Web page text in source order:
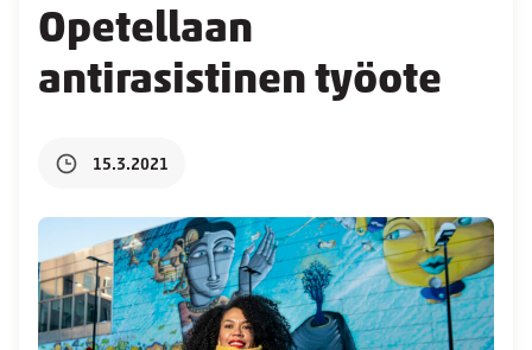
Opetellaan
antirasistinen työote
15.3.2021